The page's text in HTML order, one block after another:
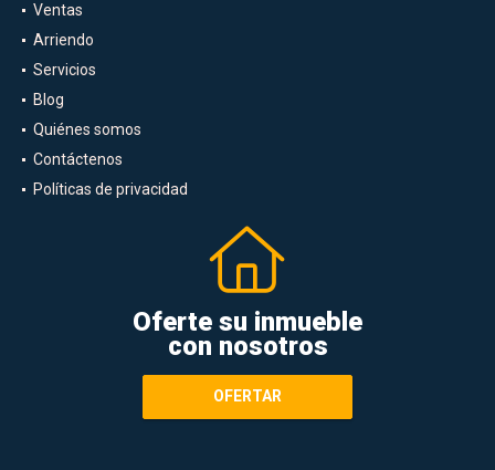
Ventas
Arriendo
Servicios
Blog
Quiénes somos
Contáctenos
Políticas de privacidad
Oferte su inmueble
con nosotros
OFERTAR